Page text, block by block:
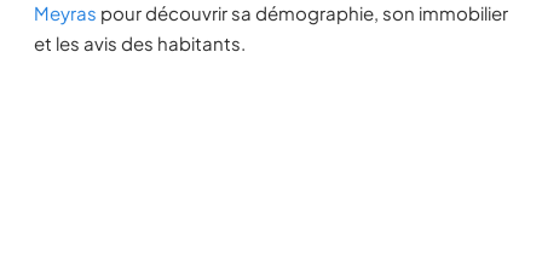
Meyras pour découvrir sa démographie, son immobilier
et les avis des habitants.